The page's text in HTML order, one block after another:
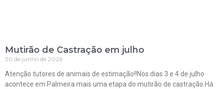
Mutirão de Castração em julho
30 de junho de 2026
Atenção tutores de animais de estimação!!Nos dias 3 e 4 de julho
acontece em Palmeira mais uma etapa do mutirão de castração.Há